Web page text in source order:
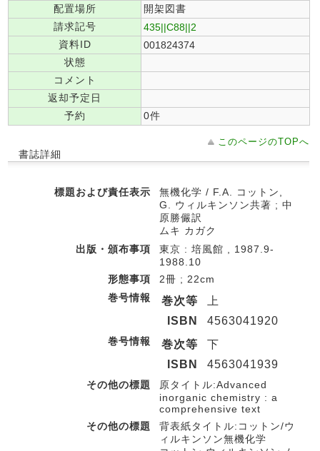
配置場所
開架図書
請求記号
435||C88||2
資料ID
001824374
状態
コメント
返却予定日
予約
0件
このページのTOPへ
書誌詳細
標題および責任表示
無機化学 / F.A. コットン,
G. ウィルキンソン共著 ; 中
原勝儼訳
ムキ カガク
出版・頒布事項
東京 : 培風館 , 1987.9-
1988.10
形態事項
2冊 ; 22cm
巻号情報
巻次等
上
ISBN
4563041920
巻号情報 巻次等
下
ISBN
4563041939
その他の標題
原タイトル:Advanced
inorganic chemistry : a
comprehensive text
その他の標題
背表紙タイトル:コットン/ウ
ィルキンソン無機化学